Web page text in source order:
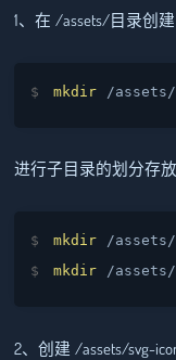
1、在 /assets/目录创
mkdir /assets/
进行子目录的划分存
mkdir /
mkdir /
2、创建 /assets/svg-